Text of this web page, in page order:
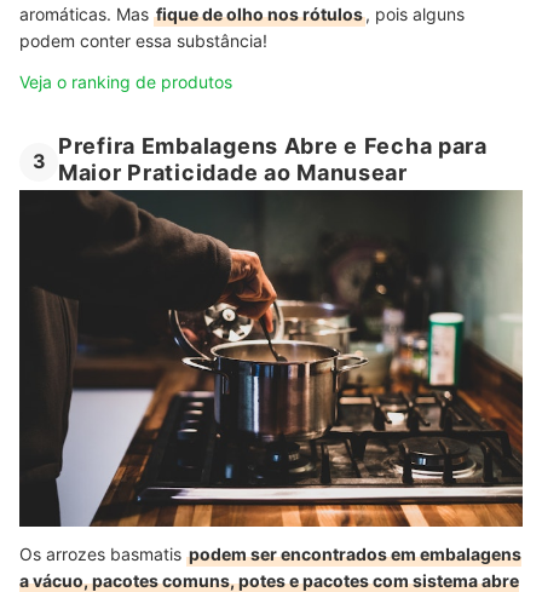
aromáticas. Mas fique de olho nos rótulos, pois alguns
podem conter essa substância!
Veja o ranking de produtos
3
Prefira Embalagens Abre e Fecha para
Maior Praticidade ao Manusear
Os arrozes basmatis podem ser encontrados em embalagens
a vácuo, pacotes comuns, potes e pacotes com sistema abre